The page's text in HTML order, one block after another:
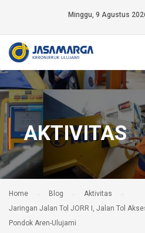
Minggu, 9 Agustus
AKTIVITAS
Home Blog
Aktivitas
Jaringan Jalan Tol JORR I, Jalan Tol
Pondok Aren-Ulujami